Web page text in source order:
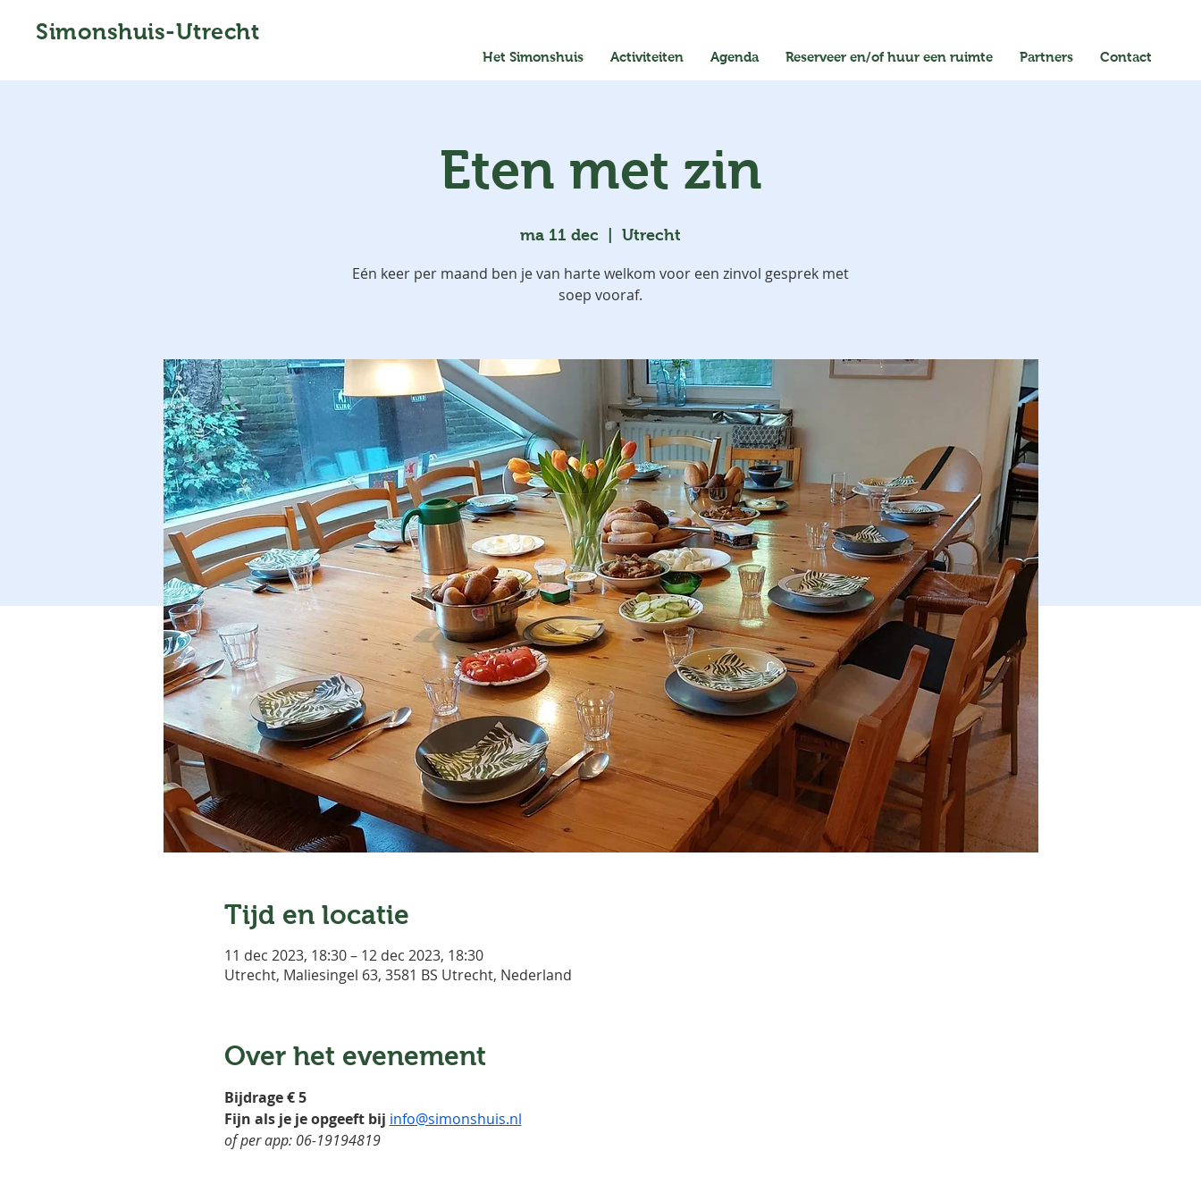
Simonshuis-Utrecht
Het Simonshuis Activiteiten Agenda Reserveer en/of huur een ruimte Partners Contact
Eten met zin
ma 11 dec Utrecht
Eén keer per maand ben je van harte welkom voor een zinvol gesprek met
soep vooraf.
Tijd en locatie
11 dec 2023, 18:30 – 12 dec 2023, 18:30
Utrecht, Maliesingel 63, 3581 BS Utrecht, Nederland
Over het evenement
Bijdrage € 5
Fijn als je je opgeeft bij info@simonshuis.nl
of per app: 06-19194819